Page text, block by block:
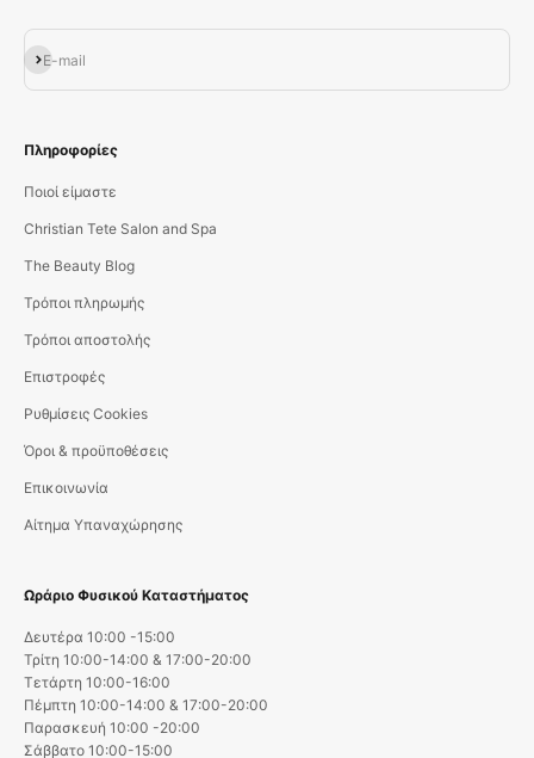
E-mail
Εγγραφή
Πληροφορίες
Ποιοί είμαστε
Christian Tete Salon and Spa
The Beauty Blog
Τρόποι πληρωμής
Τρόποι αποστολής
Επιστροφές
Ρυθμίσεις Cookies
Όροι & προϋποθέσεις
Επικοινωνία
Αίτημα Υπαναχώρησης
Ωράριο Φυσικού Καταστήματος
Δευτέρα 10:00 -15:00
Τρίτη 10:00-14:00 & 17:00-20:00
Τετάρτη 10:00-16:00
Πέμπτη 10:00-14:00 & 17:00-20:00
Παρασκευή 10:00 -20:00
Σάββατο 10:00-15:00